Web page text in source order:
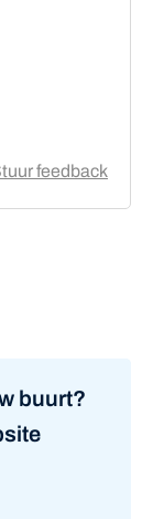
feedback
Whatsapp
buurt?